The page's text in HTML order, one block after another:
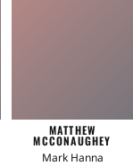
MATTHEW
MCCONAUGHEY
Mark Hanna